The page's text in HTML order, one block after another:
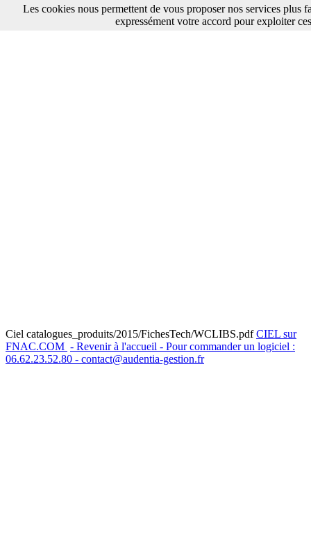
Ciel catalogues_produits/2015/FichesTech/WCLIBS.pdfCIEL sur
FNAC.COM - Revenir à l'accueil - Pour commander un logiciel :
06.62.23.52.80 - contact@audentia-gestion.fr
Les cookies nous permettent de vous proposer nos services plus
expressément votre accord pour exploiter